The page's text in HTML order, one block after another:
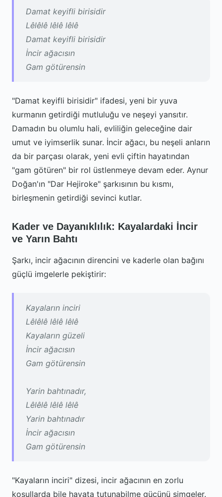
Damat keyifli birisidir
Lêlêlê lêlê lêlê
Damat keyifli birisidir
İncir ağacısın
Gam götürensin
"Damat keyifli birisidir" ifadesi, yeni bir yuva
kurmanın getirdiği mutluluğu ve neşeyi yansıtır.
Damadın bu olumlu hali, evliliğin geleceğine dair
umut ve iyimserlik sunar. İncir ağacı, bu neşeli anların
da bir parçası olarak, yeni evli çiftin hayatından
"gam götüren" bir rol üstlenmeye devam eder. Aynur
Doğan'ın "Dar Hejiroke" şarkısının bu kısmı,
birleşmenin getirdiği sevinci kutlar.
Kader ve Dayanıklılık: Kayalardaki İncir
ve Yarın Bahtı
Şarkı, incir ağacının direncini ve kaderle olan bağını
güçlü imgelerle pekiştirir:
Kayaların inciri
Lêlêlê lêlê lêlê
Kayaların güzeli
İncir ağacısın
Gam götürensin
Yarin bahtınadır,
Lêlêlê lêlê lêlê
Yarin bahtınadır
İncir ağacısın
Gam götürensin
"Kayaların inciri" dizesi, incir ağacının en zorlu
koşullarda bile hayata tutunabilme gücünü simgeler.